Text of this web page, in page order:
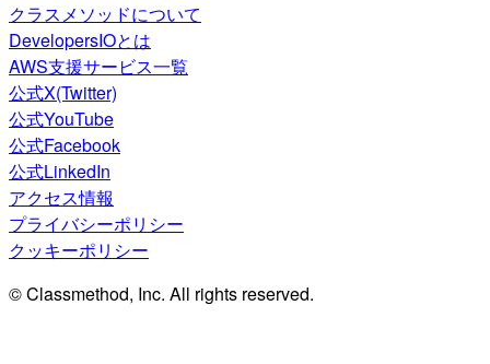
クラスメソッドについて
DevelopersIOとは
AWS支援サービス一覧
公式X(Twitter)
公式YouTube
公式Facebook
公式LinkedIn
アクセス情報
プライバシーポリシー
クッキーポリシー
© Classmethod, Inc. All rights reserved.